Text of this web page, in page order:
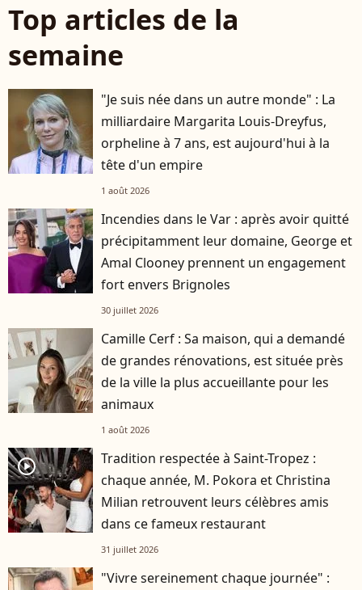
Top articles de la
semaine
"Je suis née dans un autre monde" : La
milliardaire Margarita Louis-Dreyfus,
orpheline à 7 ans, est aujourd'hui à la
tête d'un empire
1 août 2026
Incendies dans le Var : après avoir quitté
précipitamment leur domaine, George et
Amal Clooney prennent un engagement
fort envers Brignoles
30 juillet 2026
Camille Cerf : Sa maison, qui a demandé
de grandes rénovations, est située près
de la ville la plus accueillante pour les
animaux
1 août 2026
player2
Tradition respectée à Saint-Tropez :
chaque année, M. Pokora et Christina
Milian retrouvent leurs célèbres amis
dans ce fameux restaurant
31 juillet 2026
"Vivre sereinement chaque journée" :